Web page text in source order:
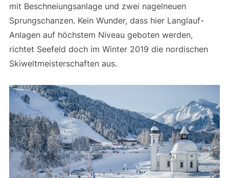
mit Beschneiungsanlage und zwei nagelneuen
Sprungschanzen. Kein Wunder, dass hier Langlauf-
Anlagen auf höchstem Niveau geboten werden,
richtet Seefeld doch im Winter 2019 die nordischen
Skiweltmeisterschaften aus.